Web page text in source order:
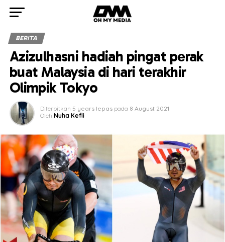
BERITA
Azizulhasni hadiah pingat perak
buat Malaysia di hari terakhir
Olimpik Tokyo
Diterbitkan 5 years lepas pada 8 August 2021
Oleh Nuha Kefli